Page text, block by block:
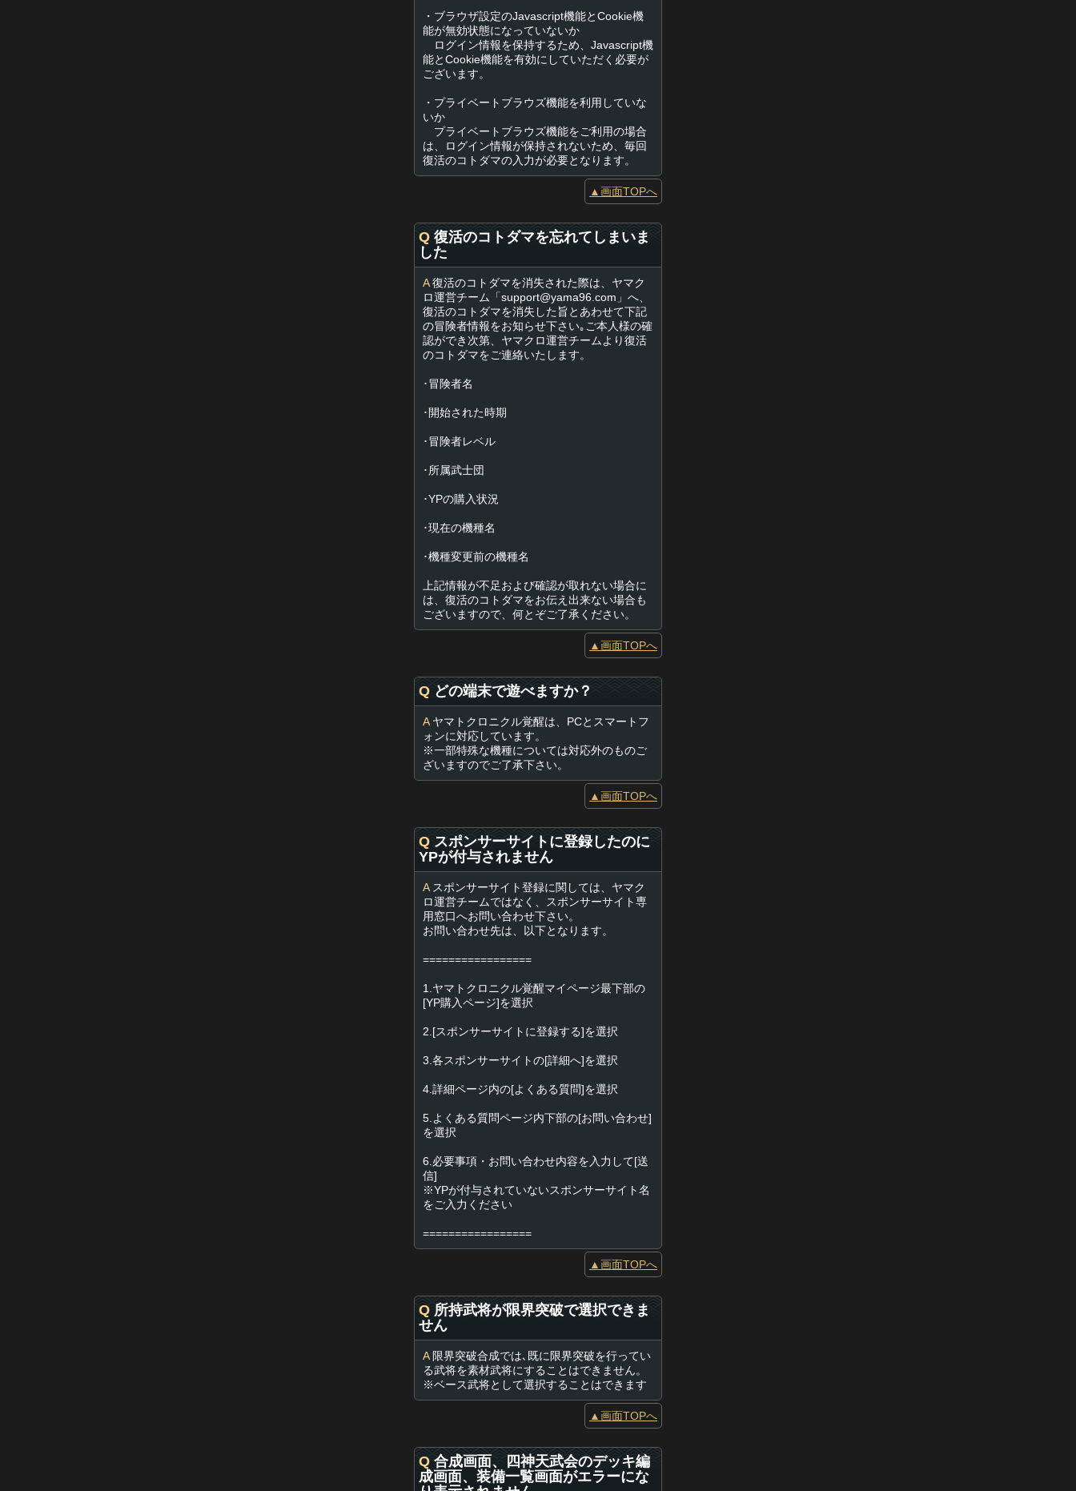
・ブラウザ設定のJavascript機能とCookie機
能が無効状態になっていないか
ログイン情報を保持するため、Javascript機
能とCookie機能を有効にしていただく必要が
ございます。
・プライベートブラウズ機能を利用していな
いか
プライベートブラウズ機能をご利用の場合
は、ログイン情報が保持されないため、毎回
復活のコトダマの入力が必要となります。
▲画面TOPへ
Q 復活のコトダマを忘れてしまいま
した
A復活のコトダマを消失された際は、ヤマク
ロ運営チーム「support@yama96.com 」へ、
復活のコトダマを消失した旨とあわせて下記
の冒険者情報をお知らせ下さい｡ご本人様の確
認ができ次第、ヤマクロ運営チームより復活
のコトダマをご連絡いたします。
･冒険者名
･開始された時期
･冒険者レベル
･所属武士団
･YPの購入状況
･現在の機種名
･機種変更前の機種名
上記情報が不足および確認が取れない場合に
は、復活のコトダマをお伝え出来ない場合も
ございますので、何とぞご了承ください。
▲画面TOPへ
Q どの端末で遊べますか？
Aヤマトクロニクル覚醒は、PCとスマートフ
ォンに対応しています。
※一部特殊な機種については対応外のものご
ざいますのでご了承下さい。
▲画面TOPへ
Q スポンサーサイトに登録したのに
YPが付与されません
Aスポンサーサイト登録に関しては、ヤマク
ロ運営チームではなく、スポンサーサイト専
用窓口へお問い合わせ下さい。
お問い合わせ先は、以下となります。
=================
1.ヤマトクロニクル覚醒マイページ最下部の
[YP購入ページ]を選択
2.[スポンサーサイトに登録する]を選択
3.各スポンサーサイトの[詳細へ]を選択
4.詳細ページ内の[よくある質問]を選択
5.よくある質問ページ内下部の[お問い合わせ]
を選択
6.必要事項・お問い合わせ内容を入力して[送
信]
※YPが付与されていないスポンサーサイト名
をご入力ください
=================
▲画面TOPへ
Q 所持武将が限界突破で選択できま
せん
A限界突破合成では､既に限界突破を行ってい
る武将を素材武将にすることはできません。
※ベース武将として選択することはできます
▲画面TOPへ
Q 合成画面、四神天武会のデッキ編
成画面、装備一覧画面がエラーにな